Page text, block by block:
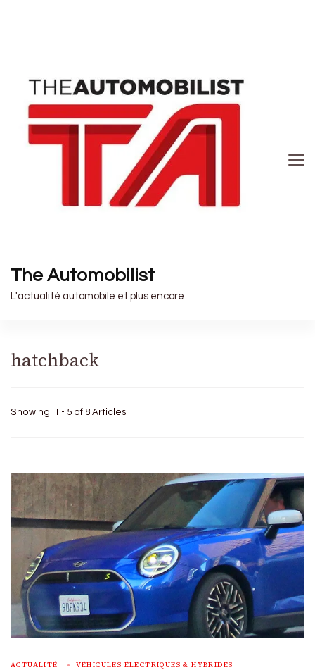
The Automobilist
L'actualité automobile et plus encore
hatchback
Showing: 1 - 5 of 8 Articles
ACTUALITÉ VÉHICULES ÉLECTRIQUES & HYBRIDES